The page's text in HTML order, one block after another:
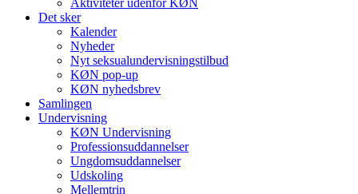
Det sker
Kalender
Nyheder
Nyt seksualundervisningstilbud
KØN pop-up
KØN nyhedsbrev
Samlingen
Undervisning
KØN Undervisning
Professionsuddannelser
Ungdomsuddannelser
Udskoling
Mellemtrin